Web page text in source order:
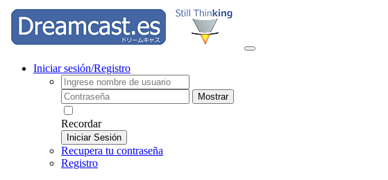
Iniciar sesión/Registro
Mostrar
Recordar
Iniciar Sesión
Recupera tu contraseña
Registro